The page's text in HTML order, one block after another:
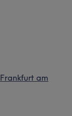
am